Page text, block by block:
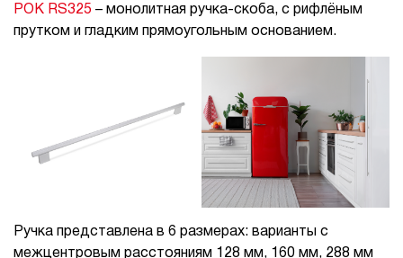
РОК RS325 – монолитная ручка-скоба, с рифлёным
прутком и гладким прямоугольным основанием.
Ручка представлена в 6 размерах: варианты с
межцентровым расстояниям 128 мм, 160 мм, 288 мм